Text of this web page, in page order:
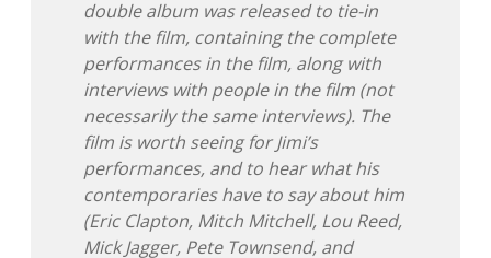
double album was released to tie-in
with the film, containing the complete
performances in the film, along with
interviews with people in the film (not
necessarily the same interviews). The
film is worth seeing for Jimi’s
performances, and to hear what his
contemporaries have to say about him
(Eric Clapton, Mitch Mitchell, Lou Reed,
Mick Jagger, Pete Townsend, and